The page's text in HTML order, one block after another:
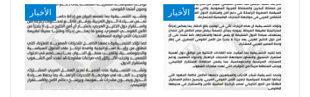
الأخبار الأخبار